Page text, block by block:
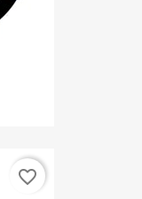
favorite_border